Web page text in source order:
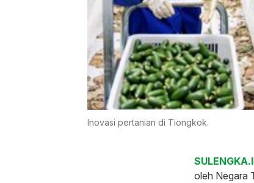
Inovasi pertanian di Tiongkok.
oleh Negara